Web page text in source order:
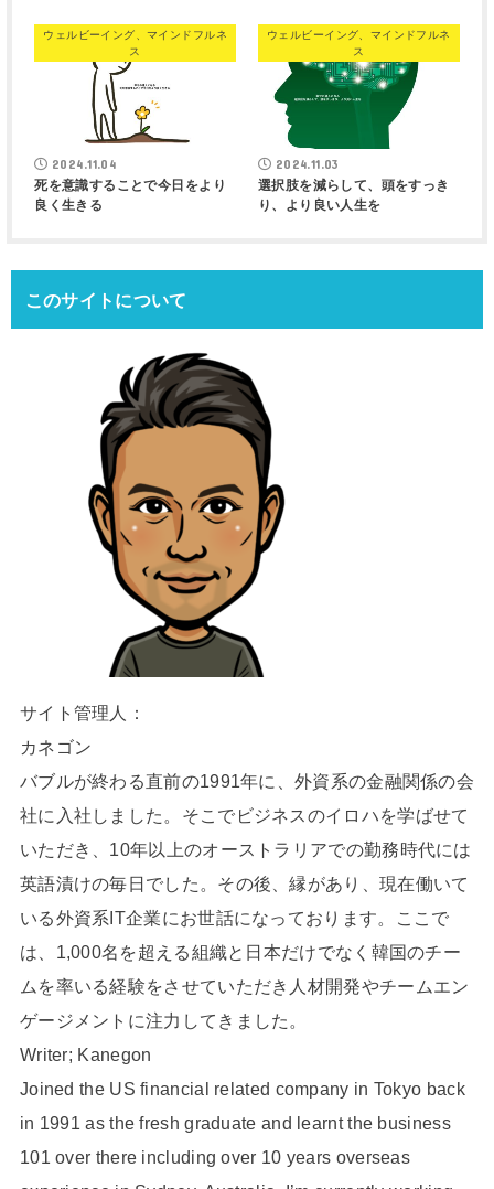
ウェルビーイング、マインドフルネ
ス
2024.11.04
死を意識することで今日をより
良く生きる
ウェルビーイング、マインドフルネ
ス
2024.11.03
選択肢を減らして、頭をすっき
り、より良い人生を
このサイトについて
サイト管理人：
カネゴン
バブルが終わる直前の1991年に、外資系の金融関係の会
社に入社しました。そこでビジネスのイロハを学ばせて
いただき、10年以上のオーストラリアでの勤務時代には
英語漬けの毎日でした。その後、縁があり、現在働いて
いる外資系IT企業にお世話になっております。ここで
は、1,000名を超える組織と日本だけでなく韓国のチー
ムを率いる経験をさせていただき人材開発やチームエン
ゲージメントに注力してきました。
Writer; Kanegon
Joined the US financial related company in Tokyo back
in 1991 as the fresh graduate and learnt the business
101 over there including over 10 years overseas